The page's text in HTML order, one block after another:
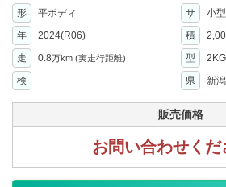
形 平ボディ サ
小型
年
2024(R06) 積
走 0.8万km (実走行距離) 型
検
- 県 新
販売価格
お問い合わせくだ